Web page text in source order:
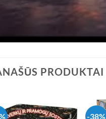
PRODUKTAI
-38%